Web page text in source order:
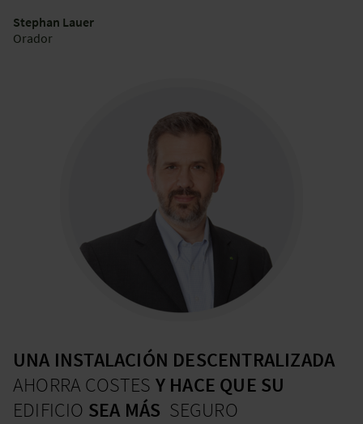
Stephan Lauer
Orador
UNA INSTALACIÓN DESCENTRALIZADA
AHORRA COSTES Y HACE QUE SU
EDIFICIO SEA MÁS SEGURO